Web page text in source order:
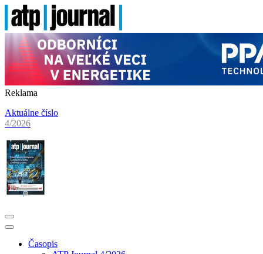
Reklama
Aktuálne číslo
4/2026
Časopis